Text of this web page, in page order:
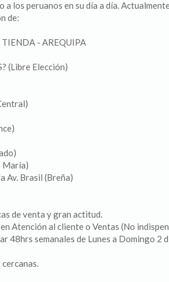
a los peruanos en su día a día.
de:
TIENDA - AREQUIPA
(Libre Elección)
María)
Av. Brasil (Breña)
de venta y gran actitud.
Atención al cliente o Ventas (No
48hrs semanales de Lunes a Domingo 2